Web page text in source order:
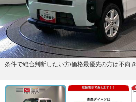
条件で総合判断したい方/価格最優先の方は不向き